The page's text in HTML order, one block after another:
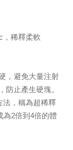
，稀釋柔軟
，避免大量注射
防止產生硬塊。
法，稱為超稀釋
為2倍到4倍的體